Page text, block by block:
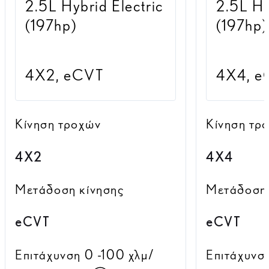
2.5L Hybrid Electric
(197hp)
4X2, eCVT
Κίνηση τροχών
4X2
Μετάδοση κίνησης
eCVT
Επιτάχυνση 0 -100 χλμ/
2.5L
(197hp)
4X4,
Κίνηση
4X4
Μετάδοση
eCVT